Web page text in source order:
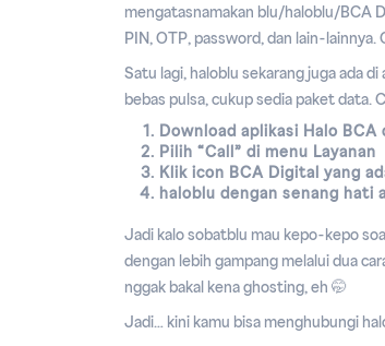
mengatasnamakan blu/haloblu/BCA
PIN, OTP, password, dan lain-lainnya.
Satu lagi, haloblu sekarang juga ada
bebas pulsa, cukup sedia paket data.
Download aplikasi Halo
Pilih “Call” di menu Layanan
Klik icon BCA Digital yang
haloblu dengan senang hati
Jadi kalo sobatblu mau kepo-kepo
dengan lebih gampang melalui dua
nggak bakal kena ghosting, eh 🤭
Jadi… kini kamu bisa menghubungi